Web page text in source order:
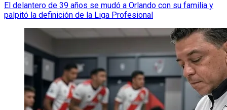
El delantero de 39 años se mudó a Orlando con su familia y
palpitó la definición de la Liga Profesional